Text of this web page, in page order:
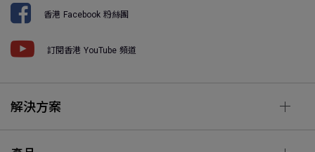
香港 Facebook 粉絲團
訂閱香港 YouTube 頻道
解決方案